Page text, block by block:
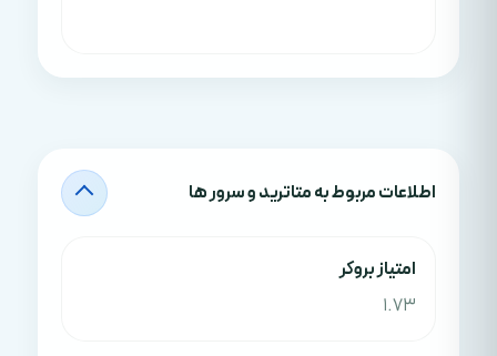
اطلاعات مربوط به متاترید و سرور ها
امتياز بروکر
1.73